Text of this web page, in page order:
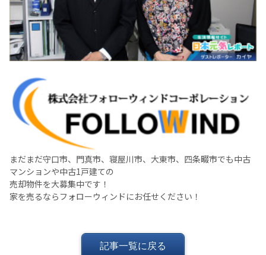
まだまだ守口市、門真市、寝屋川市、大東市、四条畷市でも中古
マンションや中古1戸建ての
売却物件を大募集中です！
家を売るならフォローウィンドにお任せください！
記事一覧に戻る